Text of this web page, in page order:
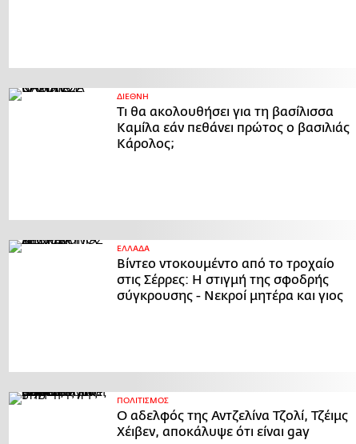
ΔΙΕΘΝΗ
Τι θα ακολουθήσει για τη βασίλισσα
Καμίλα εάν πεθάνει πρώτος ο βασιλιάς
Κάρολος;
ΕΛΛΑΔΑ
Βίντεο ντοκουμέντο από το τροχαίο
στις Σέρρες: Η στιγμή της σφοδρής
σύγκρουσης - Νεκροί μητέρα και γιος
ΠΟΛΙΤΙΣΜΟΣ
Ο αδελφός της Αντζελίνα Τζολί, Τζέιμς
Χέιβεν, αποκάλυψε ότι είναι gay